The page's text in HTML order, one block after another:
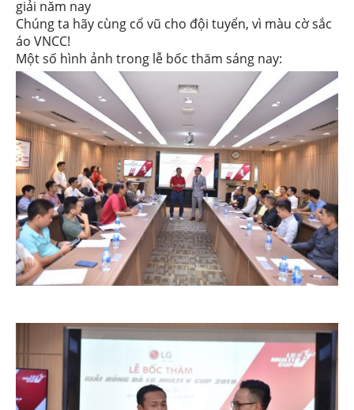
giải năm nay
Chúng ta hãy cùng cổ vũ cho đội tuyển, vì màu cờ sắc
áo VNCC!
Một số hình ảnh trong lễ bốc thăm sáng nay: